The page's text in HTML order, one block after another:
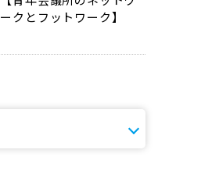
ークとフットワーク】